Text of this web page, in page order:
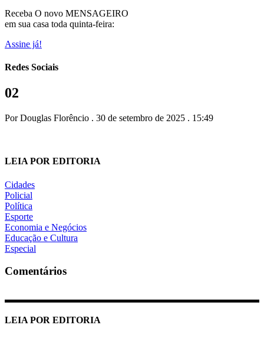
Receba O novo MENSAGEIRO
em sua casa toda quinta-feira:
Assine já!
Redes Sociais
02
Por Douglas Florêncio . 30 de setembro de 2025 . 15:49
LEIA POR EDITORIA
Cidades
Policial
Política
Esporte
Economia e Negócios
Educação e Cultura
Especial
Comentários
LEIA POR EDITORIA